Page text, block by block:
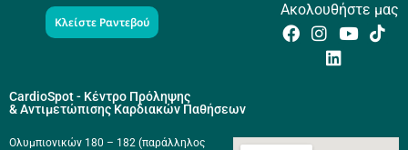
Κλείστε Ραντεβού
Ακολουθήστε μας
CardioSpot - Κέντρο Πρόληψης
& Αντιμετώπισης Καρδιακών Παθήσεων
Ολυμπιονικών 180 – 182 (παράλληλος